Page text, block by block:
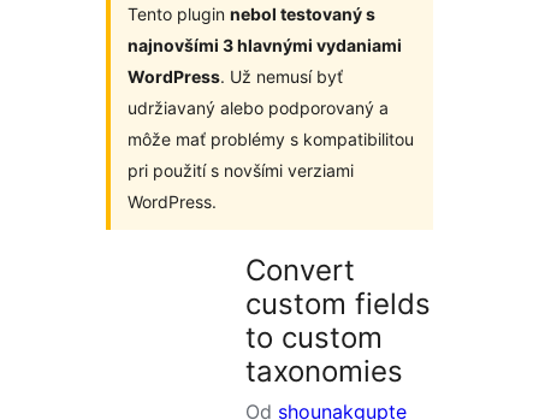
Tento plugin nebol testovaný s
najnovšími 3 hlavnými vydaniami
WordPress. Už nemusí byť
udržiavaný alebo podporovaný a
môže mať problémy s kompatibilitou
pri použití s novšími verziami
WordPress.
Convert
custom fields
to custom
taxonomies
Od shounakgupte